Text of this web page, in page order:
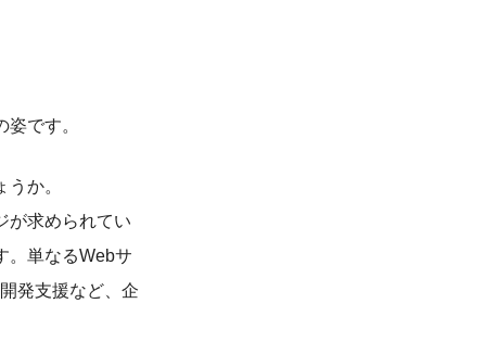
です。
か。
が求められてい
。単なるWebサ
発支援など、企